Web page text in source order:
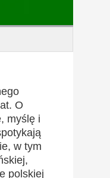
O
myślę i
w tym
polskiej